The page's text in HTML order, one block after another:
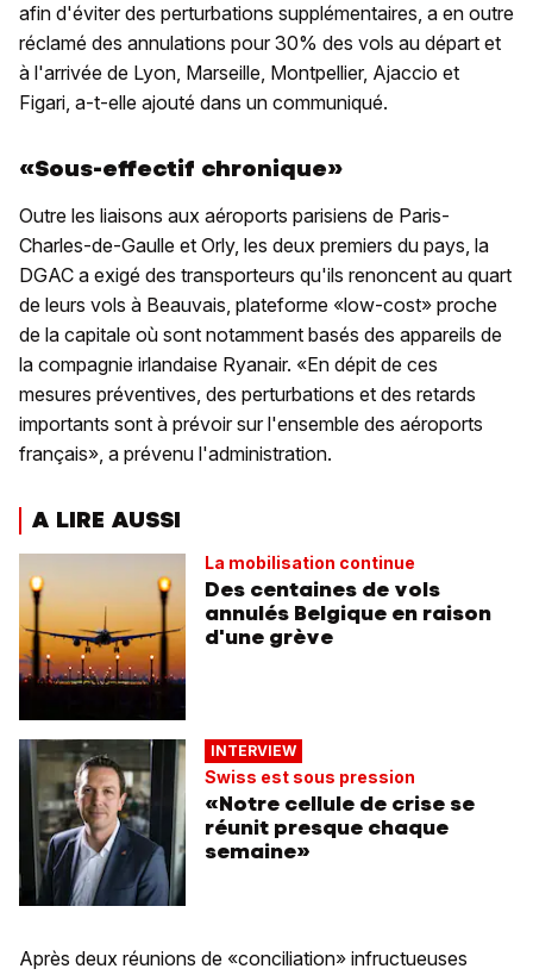
afin d'éviter des perturbations supplémentaires, a en outre
réclamé des annulations pour 30% des vols au départ et
à l'arrivée de Lyon, Marseille, Montpellier, Ajaccio et
Figari, a-t-elle ajouté dans un communiqué.
«Sous-effectif chronique»
Outre les liaisons aux aéroports parisiens de Paris-
Charles-de-Gaulle et Orly, les deux premiers du pays, la
DGAC a exigé des transporteurs qu'ils renoncent au quart
de leurs vols à Beauvais, plateforme «low-cost» proche
de la capitale où sont notamment basés des appareils de
la compagnie irlandaise Ryanair. «En dépit de ces
mesures préventives, des perturbations et des retards
importants sont à prévoir sur l'ensemble des aéroports
français», a prévenu l'administration.
A LIRE AUSSI
La mobilisation continue
Des centaines de vols
annulés Belgique en raison
d'une grève
INTERVIEW
Swiss est sous pression
«Notre cellule de crise se
réunit presque chaque
semaine»
Après deux réunions de «conciliation» infructueuses